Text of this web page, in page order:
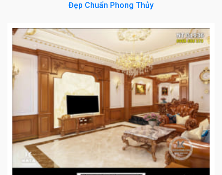
Đẹp Chuẩn Phong Thủy